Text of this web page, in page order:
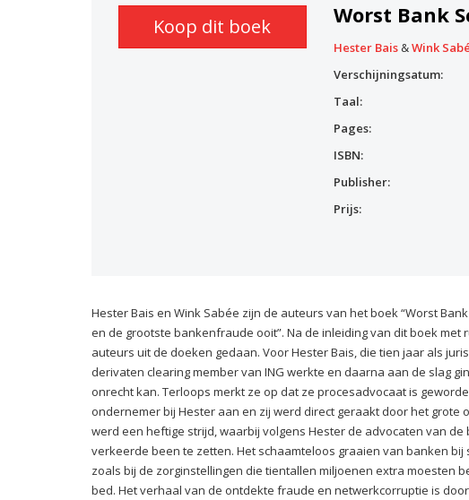
Koop dit boek Worst Bank
Hester Bais&Wink
Verschijningsatum:
Taal:
Pages:
ISBN:
Publisher:
Prijs:
Hester Bais en Wink Sabée zijn de auteurs van het boek “Worst
en de grootste bankenfraude ooit”. Na de inleiding van dit boek met
auteurs uit de doeken gedaan. Voor Hester Bais, die tien jaar als
derivaten clearing member van ING werkte en daarna aan de slag
onrecht kan. Terloops merkt ze op dat ze procesadvocaat is
ondernemer bij Hester aan en zij werd direct geraakt door het
werd een heftige strijd, waarbij volgens Hester de advocaten van
verkeerde been te zetten. Het schaamteloos graaien van banken
zoals bij de zorginstellingen die tientallen miljoenen extra moesten
bed. Het verhaal van de ontdekte fraude en netwerkcorruptie is